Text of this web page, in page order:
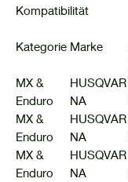
Kompatibilität
Kategorie Marke
MX &
Enduro
HUSQVAR
NA
MX &
Enduro
HUSQVAR
NA
MX &
Enduro
HUSQVAR
NA